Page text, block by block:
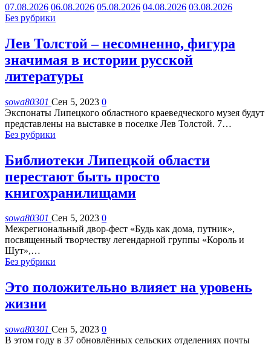
07.08.2026 06.08.2026 05.08.2026 04.08.2026 03.08.2026
Без рубрики
Лев Толстой – несомненно, фигура
значимая в истории русской
литературы
sowa80301 Сен 5, 2023 0
Экспонаты Липецкого областного краеведческого музея будут
представлены на выставке в поселке Лев Толстой. 7…
Без рубрики
Библиотеки Липецкой области
перестают быть просто
книгохранилищами
sowa80301 Сен 5, 2023 0
Межрегиональный двор-фест «Будь как дома, путник»,
посвященный творчеству легендарной группы «Король и
Шут»,…
Без рубрики
Это положительно влияет на уровень
жизни
sowa80301 Сен 5, 2023 0
В этом году в 37 обновлённых сельских отделениях почты